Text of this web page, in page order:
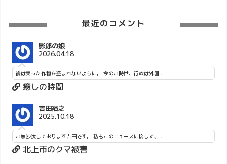
最近のコメント
影郎の娘
2026.04.18
後は実った作物を盗まれないように。 今のご時世、行政は外国...
癒しの時間
吉田裕之
2025.10.18
ご無沙汰しております吉田です。 私もこのニュースに接して、...
北上市のクマ被害